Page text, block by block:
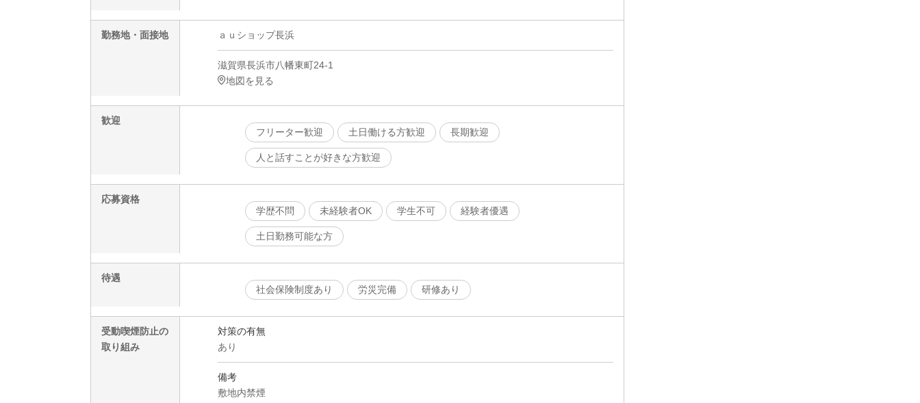
勤務地・面接地 ａｕショップ長浜
滋賀県長浜市八幡東町24-1
地図を見る
歓迎
フリーター歓迎
土日働ける方歓迎 長期歓迎
人と話すことが好きな方歓迎
応募資格
学歴不問
未経験者OK 学生不可 経験者優遇
土日勤務可能な方
待遇
社会保険制度あり
労災完備 研修あり
受動喫煙防止の
取り組み
対策の有無
あり
備考
敷地内禁煙